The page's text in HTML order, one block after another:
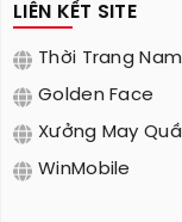
LIÊN KẾT SITE
Thời Trang Nam
Golden Face
Xưởng May
WinMobile